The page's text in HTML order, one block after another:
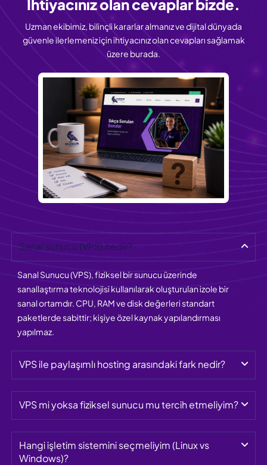
İhtiyacınız olancevaplar bizde.
Uzman ekibimiz, bilinçli kararlar almanız ve dijital dünyada
güvenle ilerlemeniz için ihtiyacınız olan cevapları sağlamak
üzere burada.
Sanal sunucu (VPS) nedir?
Sanal Sunucu (VPS), fiziksel bir sunucu üzerinde
sanallaştırma teknolojisi kullanılarak oluşturulan izole bir
sanal ortamdır. CPU, RAM ve disk değerleri standart
paketlerde sabittir; kişiye özel kaynak yapılandırması
yapılmaz.
VPS ile paylaşımlı hosting arasındaki fark nedir?
VPS mi yoksa fiziksel sunucu mu tercih etmeliyim?
Hangi işletim sistemini seçmeliyim (Linux vs
Windows)?